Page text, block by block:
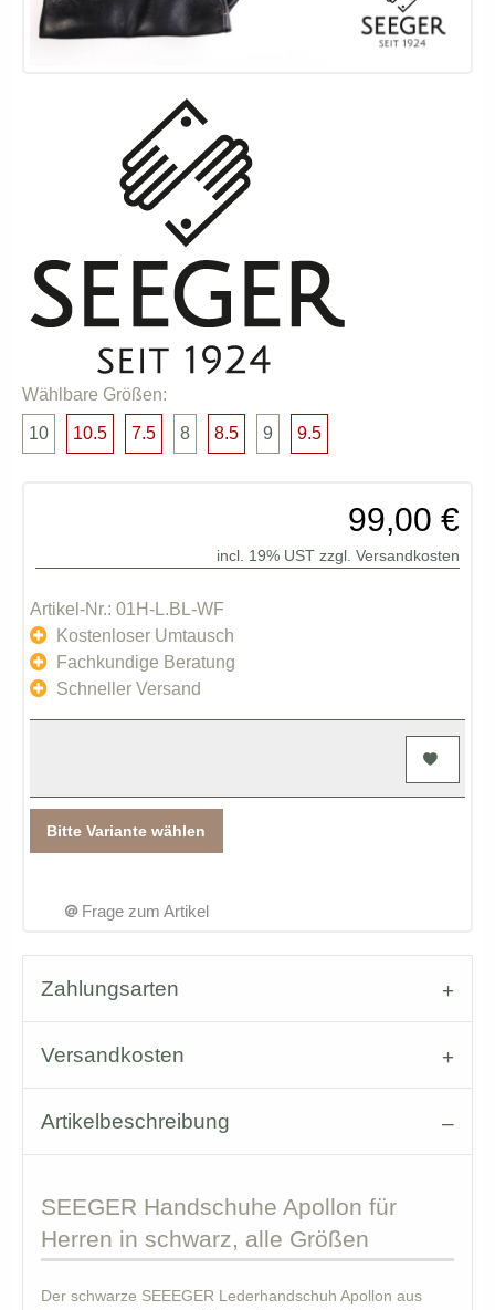
Wählbare Größen:
10 10.5 7.5 8 8.5 9 9.5
99,00 €
incl. 19% UST zzgl. Versandkosten
Artikel-Nr.: 01H-L.BL-WF
Kostenloser Umtausch
Fachkundige Beratung
Schneller Versand
Bitte Variante wählen
Frage zum Artikel
Zahlungsarten
Versandkosten
Artikelbeschreibung
SEEGER Handschuhe Apollon für
Herren in schwarz, alle Größen
Der schwarze SEEEGER Lederhandschuh Apollon aus